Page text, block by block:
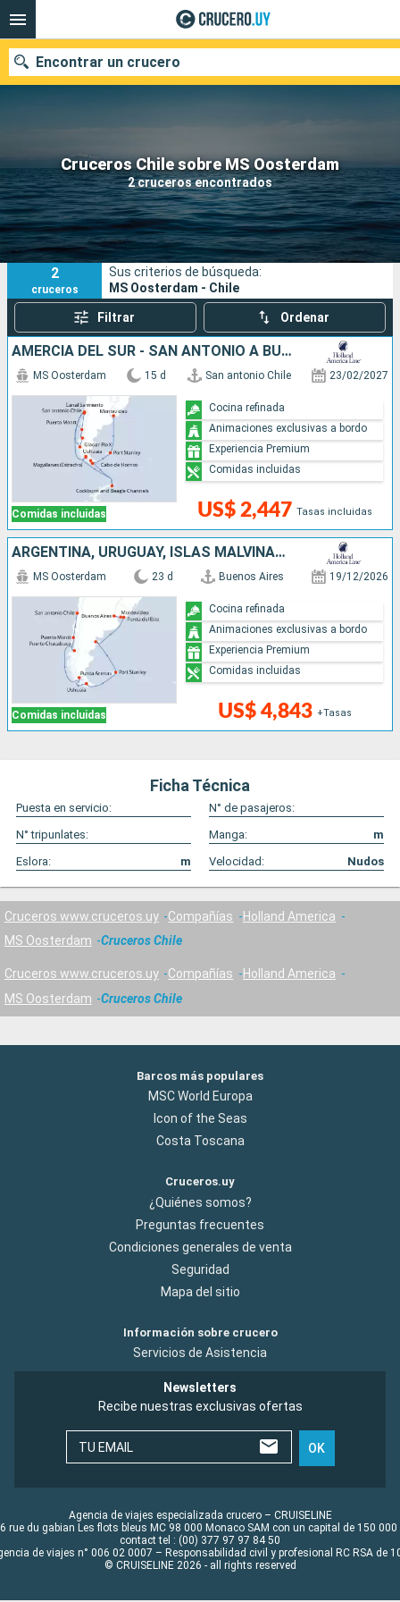
Cruceros Chile sobre MS Oosterdam
2 cruceros encontrados
Encontrar un crucero
Nuestros destinos
Fecha de salida
Puertos Compañías
Buscar
2
cruceros
Sus criterios de búsqueda:
MS Oosterdam - Chile
Filtrar Ordenar
AMERCIA DEL SUR - SAN ANTONIO A BUENOS AIRES
Comidas incluidas
MS Oosterdam 15 d San antonio Chile 23/02/2027
US$ 2,447 Tasas incluidas
Cocina refinada
Animaciones exclusivas a bordo
Experiencia Premium
Comidas incluidas
ARGENTINA, URUGUAY, ISLAS MALVINAS, CHILE
Comidas incluidas
MS Oosterdam 23 d Buenos Aires 19/12/2026
US$ 4,843 +Tasas
Cocina refinada
Animaciones exclusivas a bordo
Experiencia Premium
Comidas incluidas
Ficha Técnica
Puesta en servicio:
N° de pasajeros:
N° tripunlates:
Manga:
m
Eslora:
m Velocidad: Nudos
Cruceros www.cruceros.uy Compañías
Holland America
MS Oosterdam
Cruceros Chile
Cruceros www.cruceros.uy Compañías
Holland America
MS Oosterdam
Cruceros Chile
Barcos más populares
MSC World Europa
Icon of the Seas
Costa Toscana
Cruceros.uy
¿Quiénes somos?
Preguntas frecuentes
Condiciones generales de venta
Seguridad
Mapa del sitio
Información sobre crucero
Servicios de Asistencia
Newsletters
Recibe nuestras exclusivas ofertas
TU EMAIL OK
Agencia de viajes especializada crucero – CRUISELINE
rue du gabian Les flots bleus MC 98 000 Monaco SAM con un capital de 150 000
contact tel : (00) 377 97 97 84 50
de viajes n° 006 02 0007 – Responsabilidad civil y profesional RC RSA de
© CRUISELINE 2026 - all rights reserved